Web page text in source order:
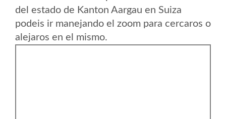
del estado de Kanton Aargau en Suiza
podeis ir manejando el zoom para cercaros o
alejaros en el mismo.